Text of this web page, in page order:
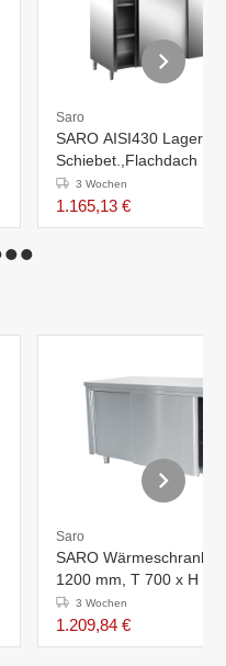
Saro
SARO AISI430
Schiebet.,Flachdach
3 Wochen
1.165,13 €
Saro
SARO Wärmeschrank -
1200 mm, T 700 x H
3 Wochen
1.209,84 €